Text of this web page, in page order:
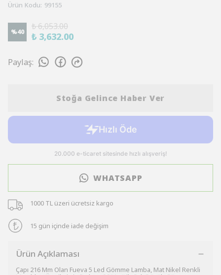
Ürün Kodu: 99155
%40
₺ 6,053.00
₺ 3,632.00
Paylaş:
Stoğa Gelince Haber Ver
WHATSAPP
1000 TL üzeri ücretsiz kargo
15 gün içinde iade değişim
Ürün Açıklaması
Çapı 216 Mm Olan Fueva 5 Led Gömme Lamba, Mat Nikel Renkli